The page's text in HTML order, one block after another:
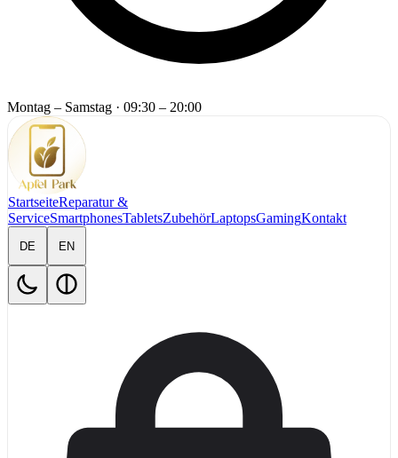
Montag – Samstag · 09:30 – 20:00
StartseiteReparatur &
ServiceSmartphonesTabletsZubehörLaptopsGamingKontakt
DE EN